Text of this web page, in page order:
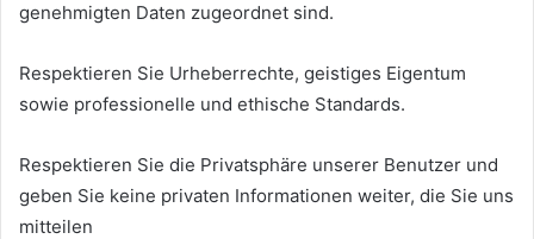
genehmigten Daten zugeordnet sind.
Respektieren Sie Urheberrechte, geistiges Eigentum
sowie professionelle und ethische Standards.
Respektieren Sie die Privatsphäre unserer Benutzer und
geben Sie keine privaten Informationen weiter, die Sie uns
mitteilen